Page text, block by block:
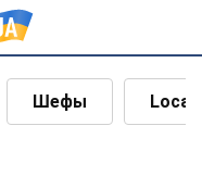
Шефы Local